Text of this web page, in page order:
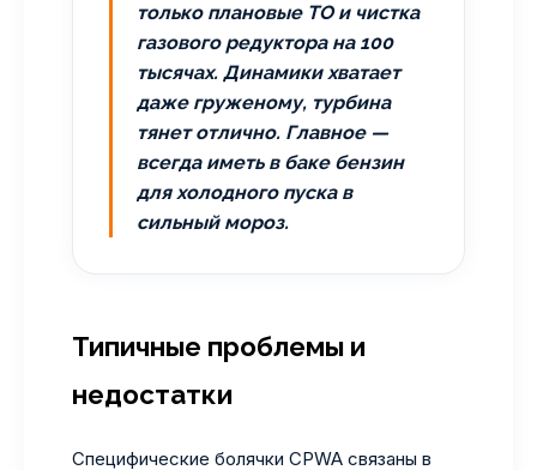
только плановые ТО и чистка
газового редуктора на 100
тысячах. Динамики хватает
даже груженому, турбина
тянет отлично. Главное —
всегда иметь в баке бензин
для холодного пуска в
сильный мороз.
Типичные проблемы и
недостатки
Специфические болячки CPWA связаны в